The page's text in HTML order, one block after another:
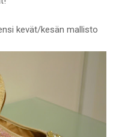
kevät/kesän mallisto